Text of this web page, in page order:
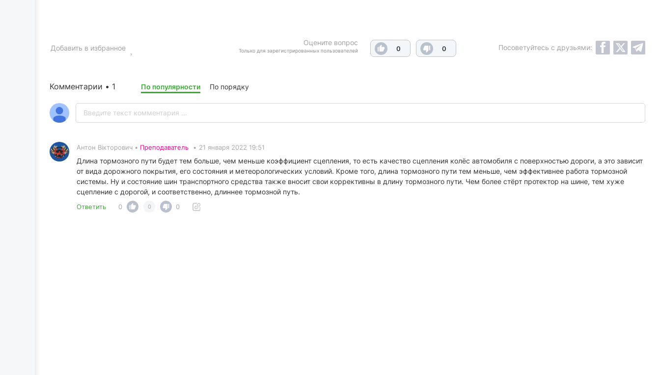
Оцените вопрос
Только для зарегистрированных пользователей 0 0
Добавить в избранное Посоветуйтесь с друзьями:
Комментарии • 1 По популярности По порядку
Антон Вікторович • Преподаватель • 21 января 2022 19:51
Длина тормозного пути будет тем больше, чем меньше коэффициент сцепления, то есть качество сцепления колёс автомобиля с поверхностью дороги, а это зависит
от вида дорожного покрытия, его состояния и метеорологических условий. Кроме того, длина тормозного пути тем меньше, чем эффективнее работа тормозной
системы. Ну и состояние шин транспортного средства также вносит свои коррективны в длину тормозного пути. Чем более стёрт протектор на шине, тем хуже
сцепление с дорогой, и соответственно, длиннее тормозной путь.
Ответить 0 0 0